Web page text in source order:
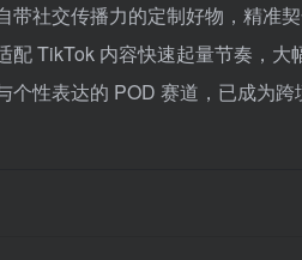
带社交传播力的定制好物，精准
配 TikTok 内容快速起量节奏，
个性表达的 POD 赛道，已成为跨